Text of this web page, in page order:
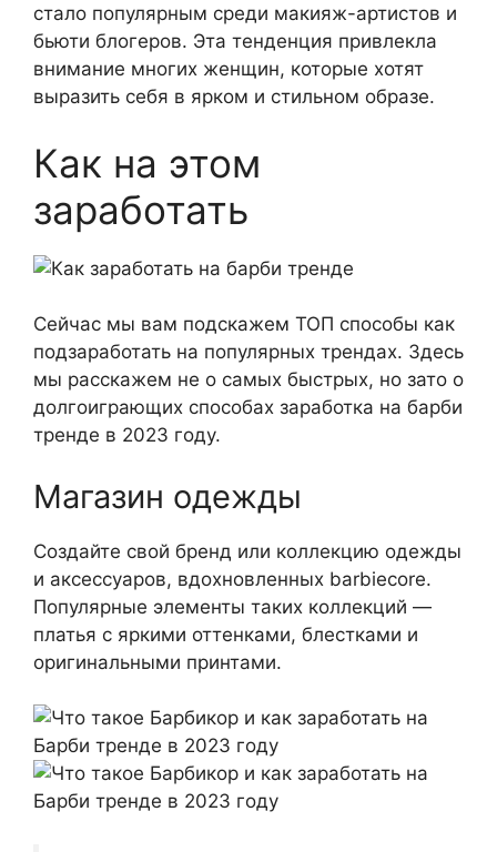
стало популярным среди макияж-артистов и
бьюти блогеров. Эта тенденция привлекла
внимание многих женщин, которые хотят
выразить себя в ярком и стильном образе.
Как на этом
заработать
Сейчас мы вам подскажем ТОП способы как
подзаработать на популярных трендах. Здесь
мы расскажем не о самых быстрых, но зато о
долгоиграющих способах заработка на барби
тренде в 2023 году.
Магазин одежды
Создайте свой бренд или коллекцию одежды
и аксессуаров, вдохновленных barbiecore.
Популярные элементы таких коллекций —
платья с яркими оттенками, блестками и
оригинальными принтами.